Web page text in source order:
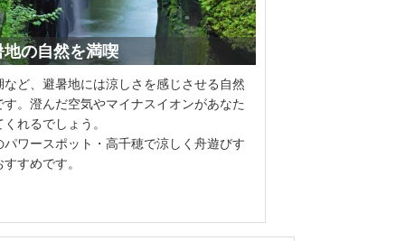
地の自然を満喫
など、避暑地には涼しさを感じさせる自然
す。澄んだ空気やマイナスイオンがあなた
れるでしょう。
パワースポット・高千穂で涼しく舟遊びす
すめです。